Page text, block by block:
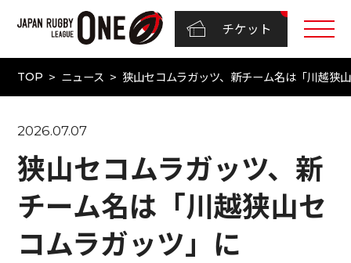
チケット
TOP ニュース 狭山セコムラガッツ、新チーム名は「川越狭
2026.07.07
狭山セコムラガッツ、新
チーム名は「川越狭山セ
コムラガッツ」に